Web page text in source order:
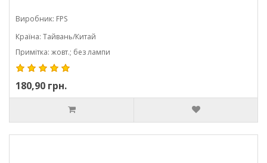
Виробник: FPS
Країна: Тайвань/Китай
Примітка: жовт.; без лампи
180,90 грн.